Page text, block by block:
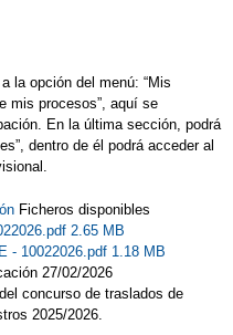
la opción del menú: “Mis
mis procesos”, aquí se
En la última sección, podrá
dentro de él podrá acceder al
Ficheros disponibles
2.65 MB
- 10022026.pdf 1.18 MB
27/02/2026
concurso de traslados de
2025/2026.